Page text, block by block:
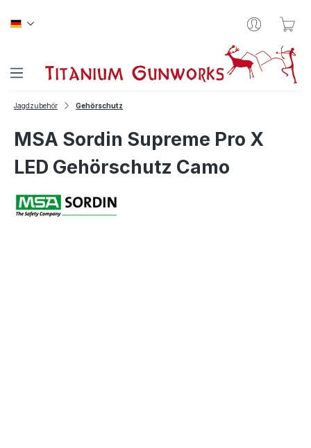
Jagdzubehör Gehörschutz
MSA Sordin Supreme Pro X
LED Gehörschutz Camo